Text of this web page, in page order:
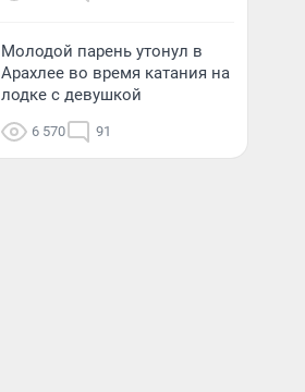
Молодой парень утонул в
Арахлее во время катания на
лодке с девушкой
6 570 91